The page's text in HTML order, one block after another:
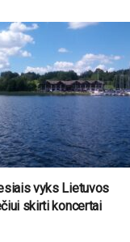
vyks Lietuvos
skirti koncertai